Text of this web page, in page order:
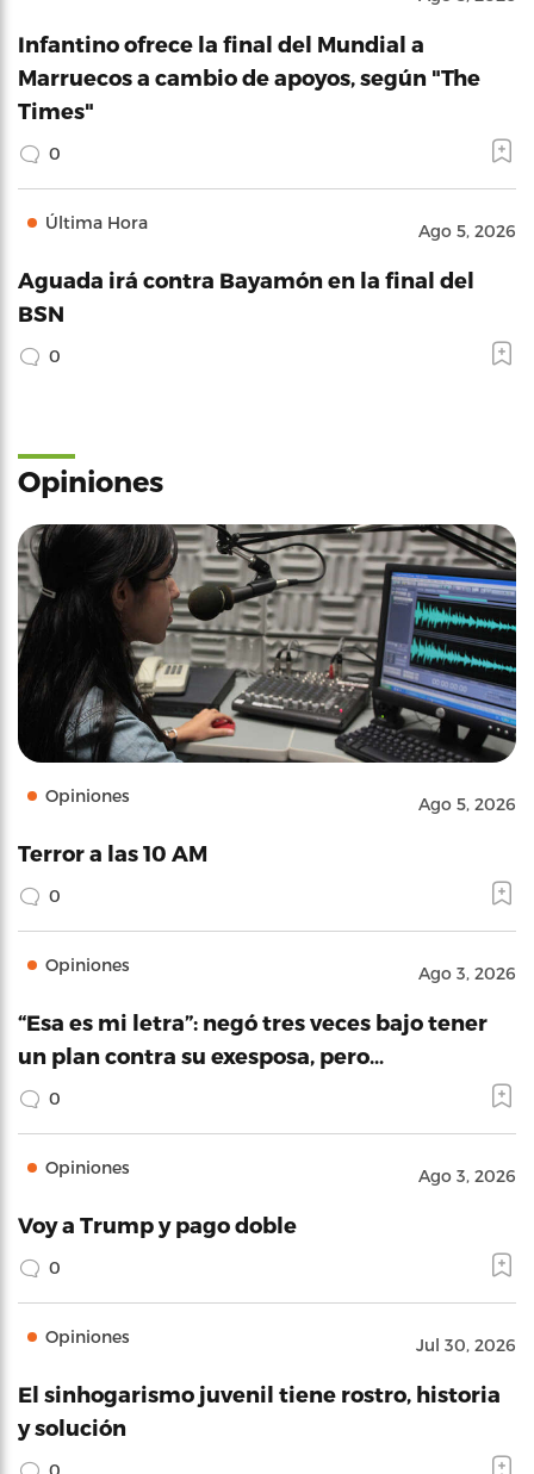
Infantino ofrece la final del Mundial a
Marruecos a cambio de apoyos, según "The
Times"
0
Última Hora Ago 5, 2026
Aguada irá contra Bayamón en la final del
BSN
0
Opiniones
Opiniones Ago 5, 2026
Terror a las 10 AM
0
Opiniones Ago 3, 2026
“Esa es mi letra”: negó tres veces bajo tener
un plan contra su exesposa, pero…
0
Opiniones Ago 3, 2026
Voy a Trump y pago doble
0
Opiniones Jul 30, 2026
El sinhogarismo juvenil tiene rostro, historia
y solución
0